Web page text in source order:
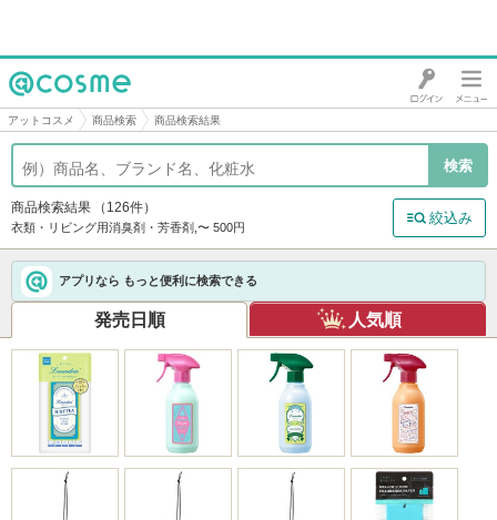
@cosme
アットコスメ 商品検索 商品検索結果
商品検索結果 （126件）
衣類・リビング用消臭剤・芳香剤,〜 500円
絞込み
アプリなら もっと便利に検索できる
発売日順 人気順